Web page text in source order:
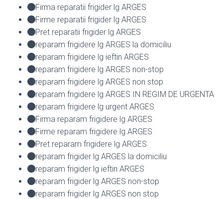
Firma reparatii frigider lg ARGES
Firme reparatii frigider lg ARGES
Pret reparatii frigider lg ARGES
reparam frigidere lg ARGES la domiciliu
reparam frigidere lg ieftin ARGES
reparam frigidere lg ARGES non-stop
reparam frigidere lg ARGES non stop
reparam frigidere lg ARGES IN REGIM DE URGENTA
reparam frigidere lg urgent ARGES
Firma reparam frigidere lg ARGES
Firme reparam frigidere lg ARGES
Pret reparam frigidere lg ARGES
reparam frigider lg ARGES la domiciliu
reparam frigider lg ieftin ARGES
reparam frigider lg ARGES non-stop
reparam frigider lg ARGES non stop